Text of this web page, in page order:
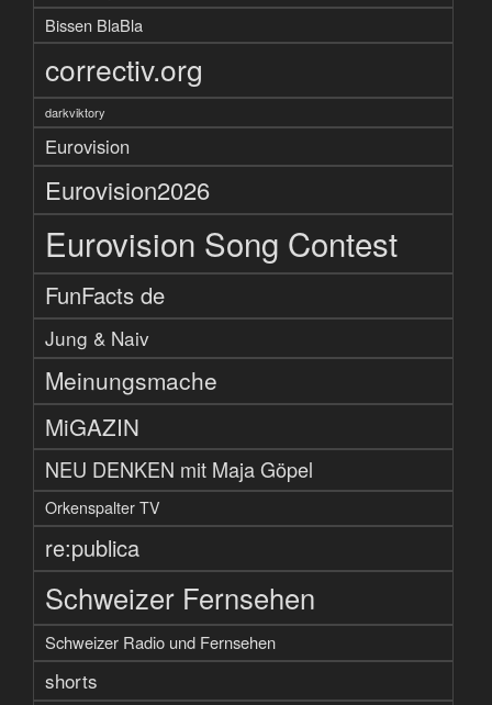
Bissen BlaBla
correctiv.org
darkviktory
Eurovision
Eurovision2026
Eurovision Song Contest
FunFacts de
Jung & Naiv
Meinungsmache
MiGAZIN
NEU DENKEN mit Maja Göpel
Orkenspalter TV
re:publica
Schweizer Fernsehen
Schweizer Radio und Fernsehen
shorts